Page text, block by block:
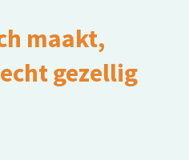
maakt,
gezellig